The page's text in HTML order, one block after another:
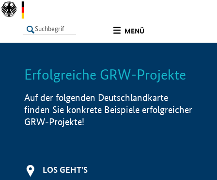
MENÜ
LISTE Info
Erfolgreiche GRW-Projekte
Auf der folgenden Deutschlandkarte
finden Sie konkrete Beispiele erfolgreicher
GRW-Projekte!
LOS GEHT'S